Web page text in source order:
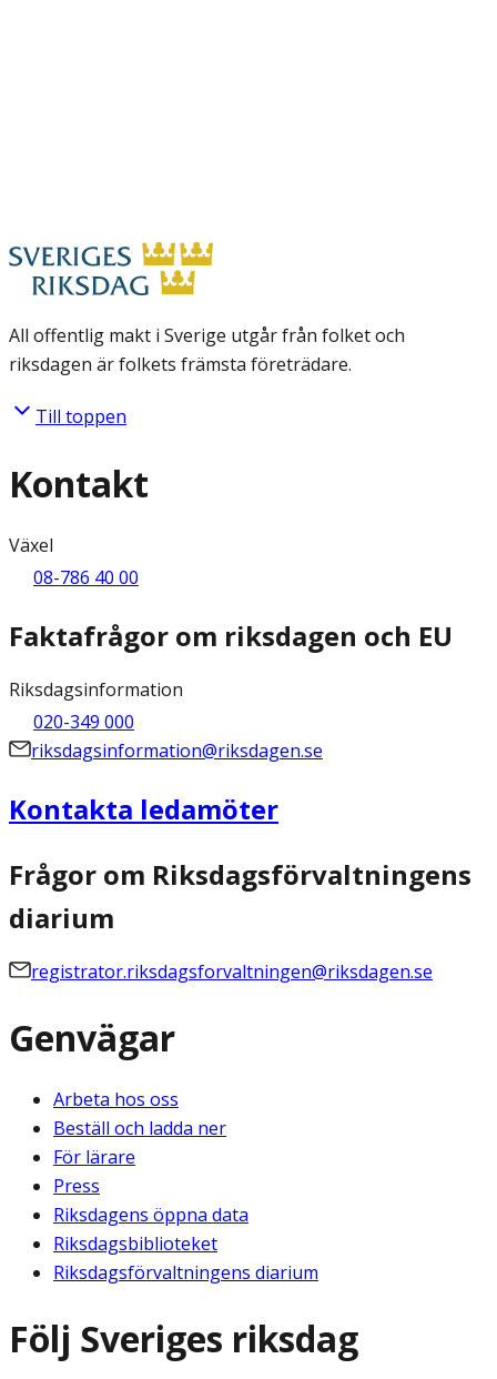
All offentlig makt i Sverige utgår från folket och
riksdagen är folkets främsta företrädare.
Till toppen
Kontakt
Växel
08-786 40 00
Faktafrågor om riksdagen och EU
Riksdagsinformation
020-349 000
riksdagsinformation@riksdagen.se
Kontakta ledamöter
Frågor om Riksdagsförvaltningens
diarium
registrator.riksdagsforvaltningen@riksdagen.se
Genvägar
Arbeta hos oss
Beställ och ladda ner
För lärare
Press
Riksdagens öppna data
Riksdagsbiblioteket
Riksdagsförvaltningens diarium
Följ Sveriges riksdag